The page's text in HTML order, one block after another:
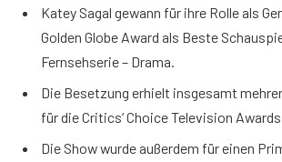
Katey Sagal gewann für ihre Rolle als
Golden Globe Award als Beste
Fernsehserie – Drama.
Die Besetzung erhielt insgesamt
für die Critics‘ Choice Television
Die Show wurde außerdem für einen